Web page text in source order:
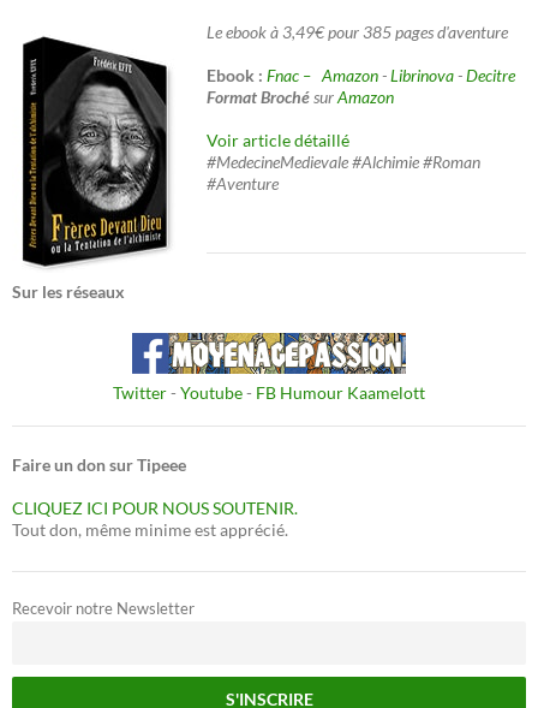
Le ebook à 3,49€ pour 385 pages d'aventure
Ebook : Fnac – Amazon-Librinova-Decitre
Format BrochésurAmazon
Voir article détaillé
#MedecineMedievale #Alchimie #Roman
#Aventure
Sur les réseaux
Twitter- Youtube- FB Humour Kaamelott
Faire un don sur Tipeee
CLIQUEZ ICI POUR NOUS SOUTENIR.
Tout don, même minime est apprécié.
Recevoir notre Newsletter